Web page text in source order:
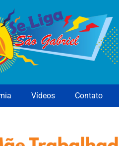
Vídeos Contato